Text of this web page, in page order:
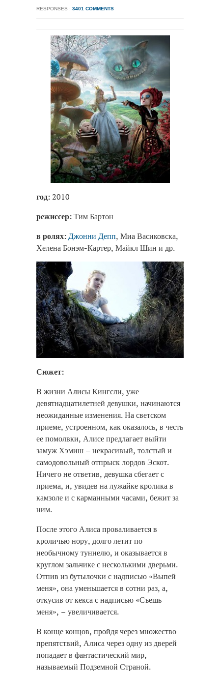
RESPONSES : 3401 COMMENTS
год:2010
режиссер:Тим Бартон
в ролях:Джонни Депп, Миа Васиковска,
Хелена Бонэм-Картер, Майкл Шин и др.
Сюжет:
В жизни Алисы Кингсли, уже
девятнадцатилетней девушки, начинаются
неожиданные изменения. На светском
приеме, устроенном, как оказалось, в честь
ее помолвки, Алисе предлагает выйти
замуж Хэмиш – некрасивый, толстый и
самодовольный отпрыск лордов Эскот.
Ничего не ответив, девушка сбегает с
приема, и, увидев на лужайке кролика в
камзоле и с карманными часами, бежит за
ним.
После этого Алиса проваливается в
кроличью нору, долго летит по
необычному туннелю, и оказывается в
круглом зальчике с несколькими дверьми.
Отпив из бутылочки с надписью «Выпей
меня», она уменьшается в сотни раз, а,
откусив от кекса с надписью «Съешь
меня», – увеличивается.
В конце концов, пройдя через множество
препятствий, Алиса через одну из дверей
попадает в фантастический мир,
называемый Подземной Страной.